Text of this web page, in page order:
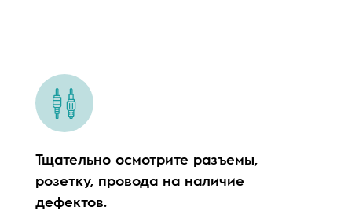
Тщательно осмотрите разъемы,
розетку, провода на наличие
дефектов.